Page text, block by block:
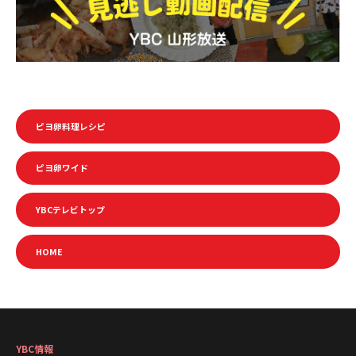
ピヨ卵料理レシピ
ピヨ卵ワイド
YBCテレビトップ
HOME
YBC情報